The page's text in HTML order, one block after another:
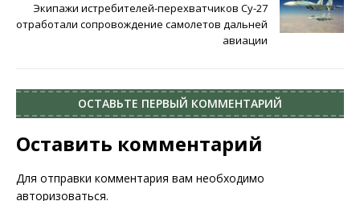
Экипажи истребителей-перехватчиков Су-27
отработали сопровождение самолетов дальней
авиации
ОСТАВЬТЕ ПЕРВЫЙ КОММЕНТАРИЙ
Оставить комментарий
Для отправки комментария вам необходимо
авторизоваться.